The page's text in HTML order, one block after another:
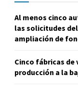
Al menos cinco
las solicitudes del
ampliación de
Cinco fábricas
producción a la